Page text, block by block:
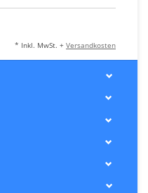
* Inkl. MwSt. + Versandkosten